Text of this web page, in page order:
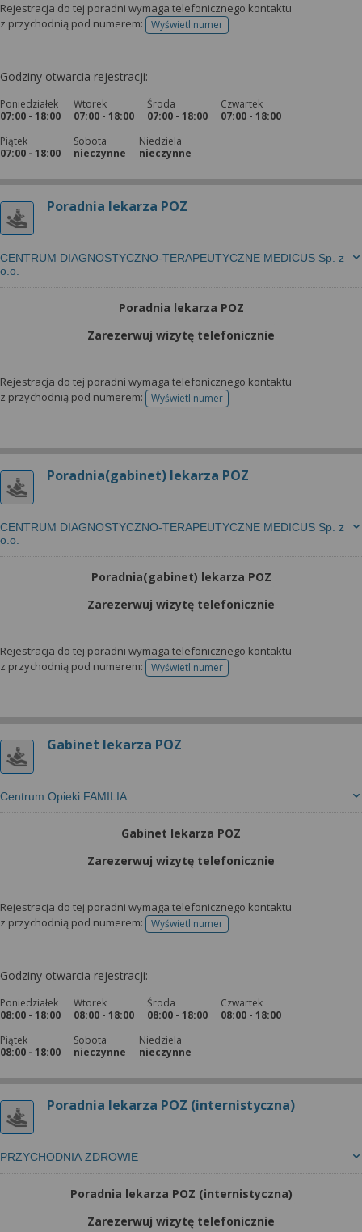
Rejestracja do tej poradni wymaga telefonicznego kontaktu
z przychodnią pod numerem:
Wyświetl numertelefonu do rejestracji
Godziny otwarcia rejestracji:
Poniedziałek
07:00 - 18:00
Wtorek
07:00 - 18:00
Środa
07:00 - 18:00
Czwartek
07:00 - 18:00
Piątek
07:00 - 18:00
Sobota
nieczynne
Niedziela
nieczynne
Poradnia lekarza POZ
CENTRUM DIAGNOSTYCZNO-TERAPEUTYCZNE MEDICUS Sp. z
o.o.
Poradnia lekarza POZ
Zarezerwuj wizytę telefonicznie
Rejestracja do tej poradni wymaga telefonicznego kontaktu
z przychodnią pod numerem:
Wyświetl numertelefonu do rejestracji
Poradnia(gabinet) lekarza POZ
CENTRUM DIAGNOSTYCZNO-TERAPEUTYCZNE MEDICUS Sp. z
o.o.
Poradnia(gabinet) lekarza POZ
Zarezerwuj wizytę telefonicznie
Rejestracja do tej poradni wymaga telefonicznego kontaktu
z przychodnią pod numerem:
Wyświetl numertelefonu do rejestracji
Gabinet lekarza POZ
Centrum Opieki FAMILIA
Gabinet lekarza POZ
Zarezerwuj wizytę telefonicznie
Rejestracja do tej poradni wymaga telefonicznego kontaktu
z przychodnią pod numerem:
Wyświetl numertelefonu do rejestracji
Godziny otwarcia rejestracji:
Poniedziałek
08:00 - 18:00
Wtorek
08:00 - 18:00
Środa
08:00 - 18:00
Czwartek
08:00 - 18:00
Piątek
08:00 - 18:00
Sobota
nieczynne
Niedziela
nieczynne
Poradnia lekarza POZ (internistyczna)
PRZYCHODNIA ZDROWIE
Poradnia lekarza POZ (internistyczna)
Zarezerwuj wizytę telefonicznie